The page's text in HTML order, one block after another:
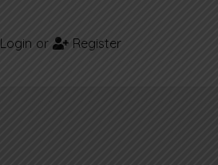
Login or Register